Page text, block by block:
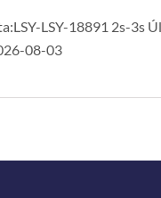
LSY-18891 2s-3s
08-03